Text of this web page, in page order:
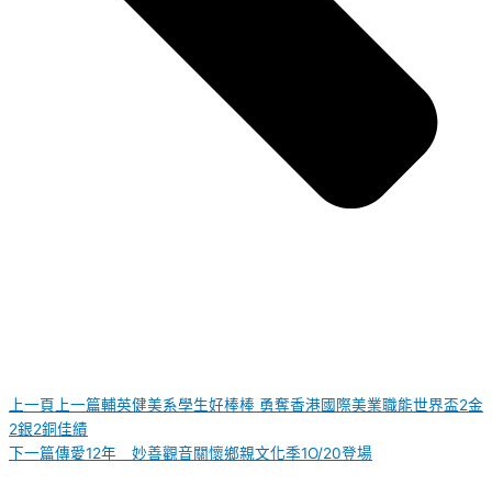
上一頁 上一篇輔英健美系學生好棒棒 勇奪香港國際美業職能世界盃2金
2銀2銅佳績
下一篇傳愛12年 妙善觀音關懷鄉親文化季1O/20登場